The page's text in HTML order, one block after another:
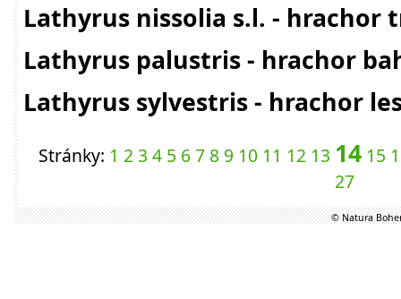
Lathyrus nissolia s.l. - hrachor
Lathyrus palustris - hrachor
Lathyrus sylvestris - hrachor
Stránky: 1 2 3 4 5 6 7 8 9 10 11 12 13 14 15
27
© Natura